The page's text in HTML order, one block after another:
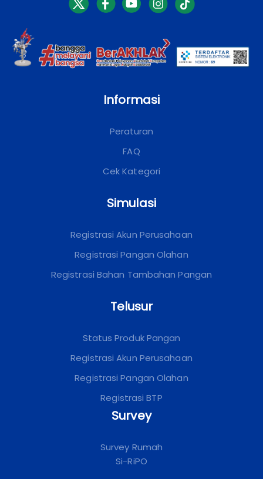
Informasi
Peraturan
FAQ
Cek Kategori
Simulasi
Registrasi Akun Perusahaan
Registrasi Pangan Olahan
Registrasi Bahan Tambahan Pangan
Telusur
Status Produk Pangan
Registrasi Akun Perusahaan
Registrasi Pangan Olahan
Registrasi BTP
Survey
Survey Rumah
Si-RiPO